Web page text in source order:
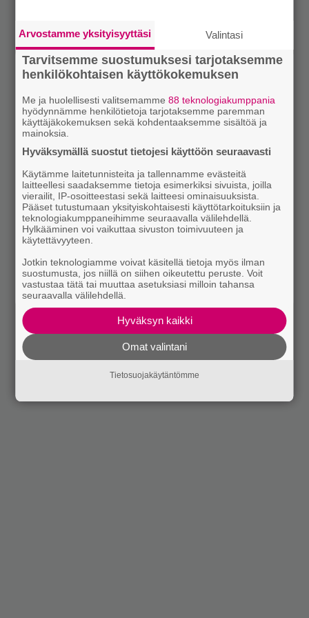
Arvostamme yksityisyyttäsi Valintasi
Tarvitsemme suostumuksesi tarjotaksemme
henkilökohtaisen käyttökokemuksen
Me ja huolellisesti valitsemamme88 teknologiakumppania
hyödynnämme henkilötietoja tarjotaksemme paremman
käyttäjäkokemuksen sekä kohdentaaksemme sisältöä ja
mainoksia.
Hyväksymällä suostut tietojesi käyttöön seuraavasti
Käytämme laitetunnisteita ja tallennamme evästeitä
laitteellesi saadaksemme tietoja esimerkiksi sivuista, joilla
vierailit, IP-osoitteestasi sekä laitteesi ominaisuuksista.
Pääset tutustumaan yksityiskohtaisesti käyttötarkoituksiin ja
teknologiakumppaneihimme seuraavalla välilehdellä.
Hylkääminen voi vaikuttaa sivuston toimivuuteen ja
käytettävyyteen.
Jotkin teknologiamme voivat käsitellä tietoja myös ilman
suostumusta, jos niillä on siihen oikeutettu peruste. Voit
vastustaa tätä tai muuttaa asetuksiasi milloin tahansa
seuraavalla välilehdellä.
Hyväksyn kaikki
Omat valintani
Tietosuojakäytäntömme